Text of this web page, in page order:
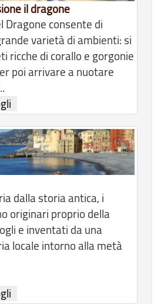
il dragone
Dragone consente di
varietà di ambienti: si
ricche di corallo e gorgonie
poi arrivare a nuotare
dalla storia antica, i
originari proprio della
e inventati da una
locale intorno alla metà